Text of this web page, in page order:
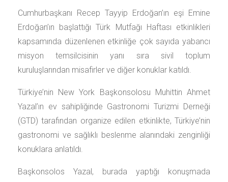
Cumhurbaşkanı Recep Tayyip Erdoğan’ın eşi Emine
Erdoğan’ın başlattığı Türk Mutfağı Haftası etkinlikleri
kapsamında düzenlenen etkinliğe çok sayıda yabancı
misyon temsilcisinin yanı sıra sivil toplum
kuruluşlarından misafirler ve diğer konuklar katıldı.
Türkiye’nin New York Başkonsolosu Muhittin Ahmet
Yazal’ın ev sahipliğinde Gastronomi Turizmi Derneği
(GTD) tarafından organize edilen etkinlikte, Türkiye’nin
gastronomi ve sağlıklı beslenme alanındaki zenginliği
konuklara anlatıldı.
Başkonsolos Yazal, burada yaptığı konuşmada